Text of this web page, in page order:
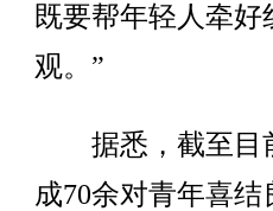
既要帮年轻人牵
观。”
据悉，截至目
成70余对青年喜